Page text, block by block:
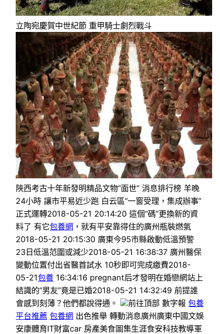
立陶宛慶賀中世紀節 重甲騎士劇烈戰斗
陜西考古十年新發明精品文物“面世” 消息排行榜 羊晚
24小時 讓市平易近少跑 白云區“一窗受理，集成辦事”
正式運轉2018-05-21 20:14:20 這個“碼”更換新的資
料了 有它包養網 ，就有平安靠得住的廣州瓶裝燃氣
2018-05-21 20:15:30 廣東今95市縣啟動低溫預警
23日低溫范圍或減少2018-05-21 16:38:37 廣州醫保
變動位置付出省醫首試水 10秒即可完成繳費2018-
05-21包養 16:34:16 pregnant后才發明在婚戀網站上
結識的“男友”竟是已婚2018-05-21 14:32:49 前提誰
會感到刻薄？他們都說得通。
前往頂部 數字報 包養
平台推薦 包養網 出色推舉 轉動消息廣州廣東中國文娛
安康體育IT財富car 房產美食圖集生涯食安科技教導軍